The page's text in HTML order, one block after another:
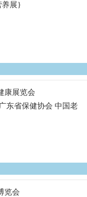
养展}
康展览会
东省保健协会 中国老
览会